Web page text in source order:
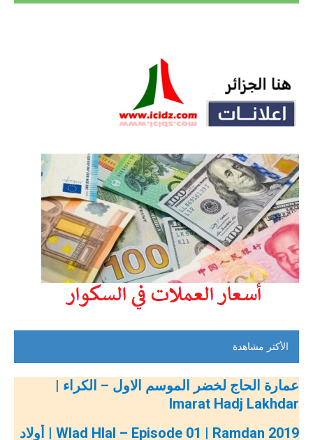
الأكثر مشاهدة
عمارة الحاج لخضر الموسم الاول – الكراء |
Imarat Hadj Lakhdar
Wlad Hlal – Episode 01 | Ramdan 2019 | أولاد